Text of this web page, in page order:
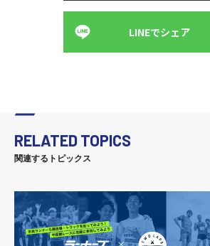
LINEでシェア
RELATED TOPICS
関連するトピックス